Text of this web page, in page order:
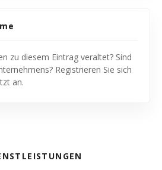
zu diesem Eintrag veraltet? Sind
Registrieren Sie sich
an.